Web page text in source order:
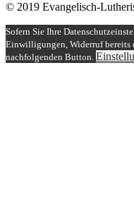
© 2019 Evangelisch-
Sofern Sie Ihre
Einwilligungen, Widerruf
nachfolgenden Button.